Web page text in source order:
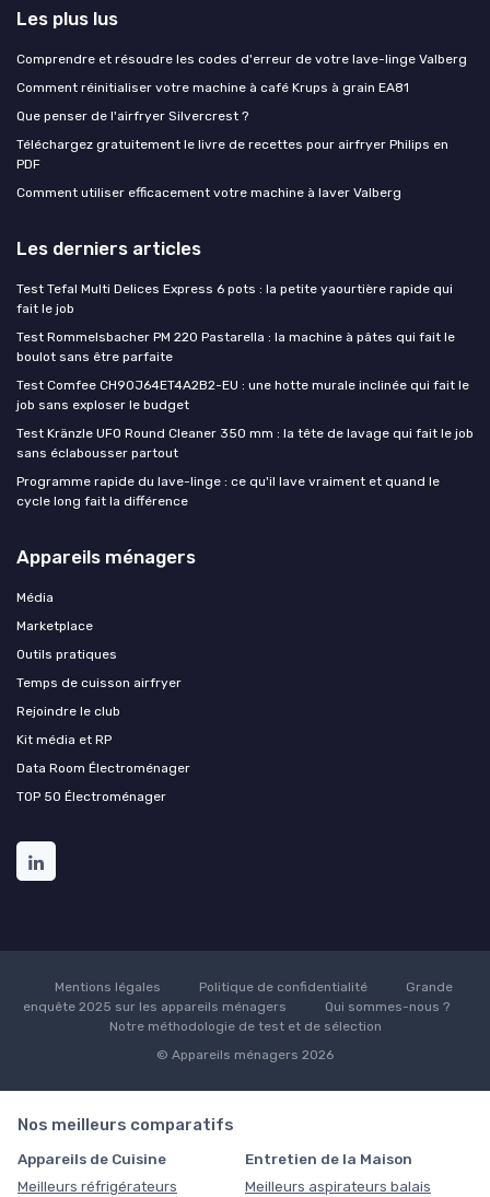
Les plus lus
Comprendre et résoudre les codes d'erreur de votre lave-linge Valberg
Comment réinitialiser votre machine à café Krups à grain EA81
Que penser de l'airfryer Silvercrest ?
Téléchargez gratuitement le livre de recettes pour airfryer Philips en
PDF
Comment utiliser efficacement votre machine à laver Valberg
Les derniers articles
Test Tefal Multi Delices Express 6 pots : la petite yaourtière rapide qui
fait le job
Test Rommelsbacher PM 220 Pastarella : la machine à pâtes qui fait le
boulot sans être parfaite
Test Comfee CH90J64ET4A2B2-EU : une hotte murale inclinée qui fait le
job sans exploser le budget
Test Kränzle UFO Round Cleaner 350 mm : la tête de lavage qui fait le job
sans éclabousser partout
Programme rapide du lave-linge : ce qu'il lave vraiment et quand le
cycle long fait la différence
Appareils ménagers
Média
Marketplace
Outils pratiques
Temps de cuisson airfryer
Rejoindre le club
Kit média et RP
Data Room Électroménager
TOP 50 Électroménager
Mentions légales Politique de confidentialité
Grande
enquête 2025 sur les appareils ménagers
Qui sommes-nous ?
Notre méthodologie de test et de sélection
© Appareils ménagers 2026
Nos meilleurs comparatifs
Appareils de Cuisine
Meilleurs réfrigérateurs
Entretien de la Maison
Meilleurs aspirateurs balais